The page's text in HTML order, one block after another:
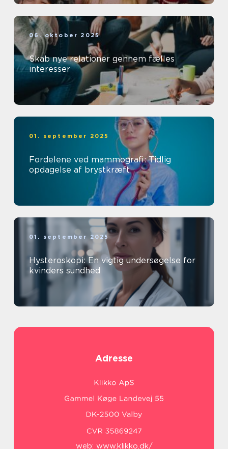
06. oktober 2025
Skab nye relationer gennem fælles
interesser
01. september 2025
Fordelene ved mammografi: Tidlig
opdagelse af brystkræft
01. september 2025
Hysteroskopi: En vigtig undersøgelse for
kvinders sundhed
Adresse
web: www.klikko.dk/